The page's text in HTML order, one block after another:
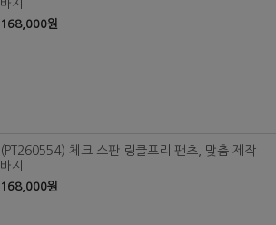
바지
168,000원
(PT260554) 체크 스판 링클프리 팬츠, 맞춤 제작
바지
168,000원